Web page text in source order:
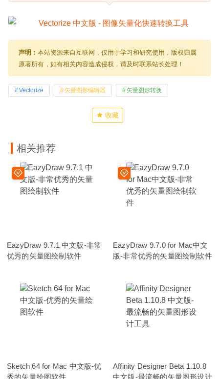
声明： 本站资源来自互联网，仅用于学习和研究使用，版权归属
原著所有，如有相关内容造成侵权，请及时联系站长处理！
Vectorize 矢量图形编辑器 矢量图形转换
收藏
相关推荐
EazyDraw 9.7.1 中文版-非常
优秀的矢量图绘制软件
EazyDraw 9.7.0 for Mac中文
版-非常优秀的矢量图绘制软件
Sketch 64 for Mac 中文版-优
秀的矢量绘图软件
Affinity Designer Beta 1.10.8
中文版-最流畅的矢量图形设计